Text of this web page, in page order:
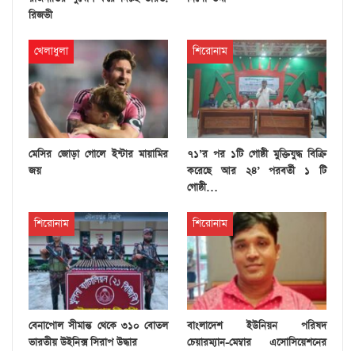
রিজভী
খেলাধুলা
মেসির জোড়া গোলে ইন্টার মায়ামির
জয়
শিরোনাম
৭১’র পর ১টি গোষ্ঠী মুক্তিযুদ্ধ বিক্রি
করেছে আর ২৪’ পরবর্তী ১ টি
গোষ্ঠী…
শিরোনাম
বেনাপোল সীমান্ত থেকে ৩১০ বোতল
ভারতীয় উইনিক্স সিরাপ উদ্ধার
শিরোনাম
বাংলাদেশ ইউনিয়ন পরিষদ
চেয়ারম্যান-মেম্বার এসোসিয়েশনের